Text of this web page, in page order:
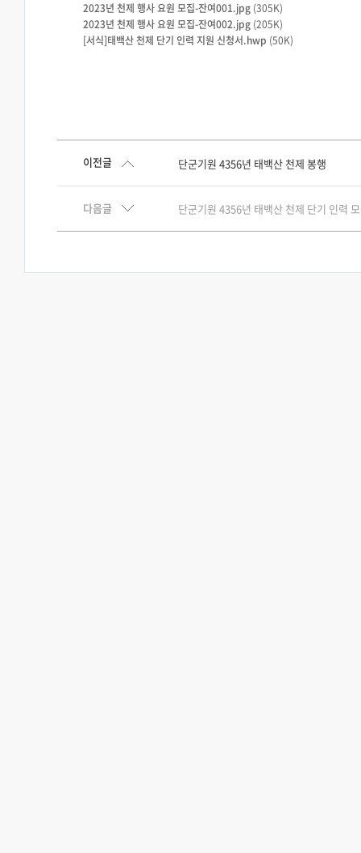
2023년 천제 행사 요원 모집-잔여001.jpg (305K)
2023년 천제 행사 요원 모집-잔여002.jpg (205K)
[서식]태백산 천제 단기 인력 지원 신청서.hwp (50K)
이전글 단군기원 4356년 태백산 천제 봉행
다음글 단군기원 4356년 태백산 천제 단기 인력